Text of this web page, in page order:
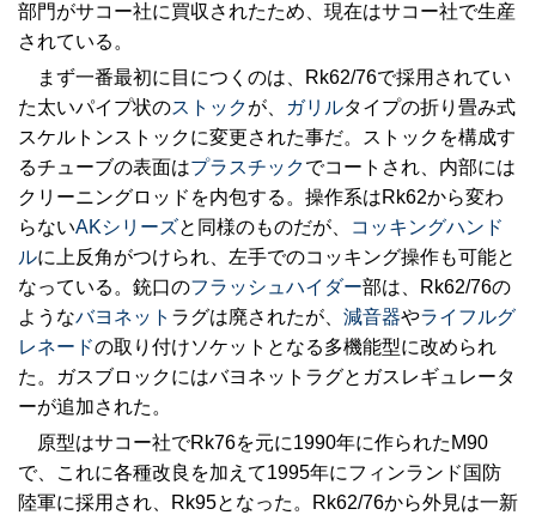
部門がサコー社に買収されたため、現在はサコー社で生産
されている。
まず一番最初に目につくのは、Rk62/76で採用されてい
た太いパイプ状のストックが、 ガリルタイプの折り畳み式
スケルトンストックに変更された事だ。ストックを構成す
るチューブの表面はプラスチックでコートされ、内部には
クリーニングロッドを内包する。操作系はRk62から変わ
らないAKシリーズと同様のものだが、
コッキングハンド
ルに上反角がつけられ、左手でのコッキング操作も可能と
なっている。銃口のフラッシュハイダー部は、Rk62/76の
ようなバヨネット ラグは廃されたが、 減音器やライフルグ
レネードの取り付けソケットとなる多機能型に改められ
た。ガスブロックにはバヨネットラグとガスレギュレータ
ーが追加された。
原型はサコー社でRk76を元に1990年に作られたM90
で、これに各種改良を加えて1995年にフィンランド国防
陸軍に採用され、Rk95となった。Rk62/76から外見は一新